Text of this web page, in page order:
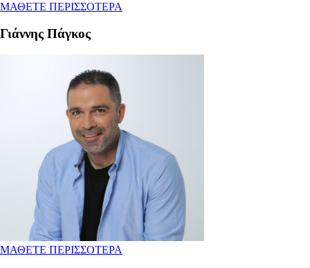
ΜΑΘΕΤΕ ΠΕΡΙΣΣΟΤΕΡΑ
Γιάννης Πάγκος
ΜΑΘΕΤΕ ΠΕΡΙΣΣΟΤΕΡΑ